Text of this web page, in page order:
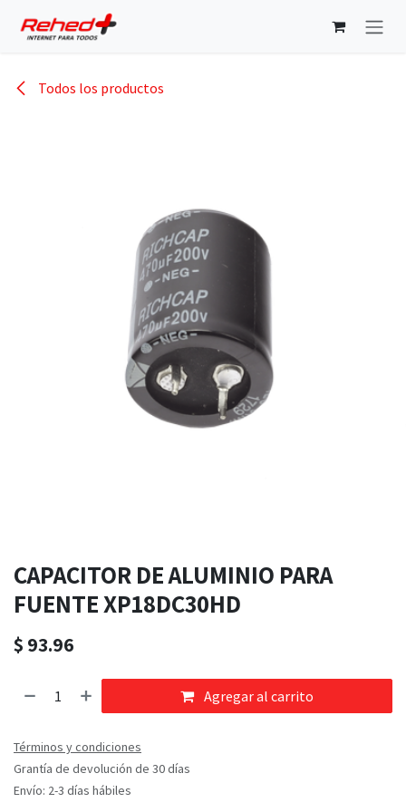
Todos los productos
CAPACITOR DE ALUMINIO PARA
FUENTE XP18DC30HD
$ 93.96
Agregar al carrito
Términos y condiciones
Grantía de devolución de 30 días
Envío: 2-3 días hábiles